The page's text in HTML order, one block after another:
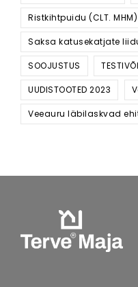
Ristkihtpuidu (CLT.
Saksa katusekatjate
SOOJUSTUS
UUDISTOOTED 2023
Veeauru läbilaskvad